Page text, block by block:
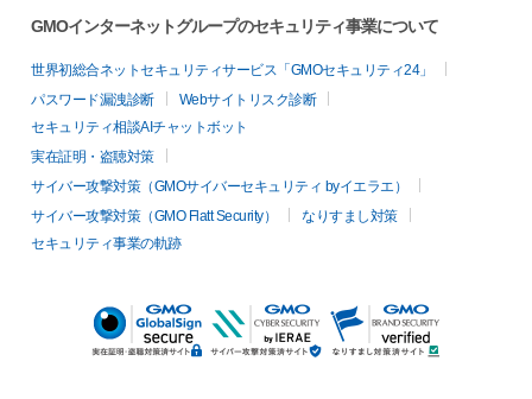
GMOインターネットグループのセキュリティ事業について
世界初総合ネットセキュリティサービス「GMOセキュリティ24」
パスワード漏洩診断
Webサイトリスク診断
セキュリティ相談AIチャットボット
実在証明・盗聴対策
サイバー攻撃対策（GMOサイバーセキュリティ byイエラエ）
サイバー攻撃対策（GMO Flatt Security）
なりすまし対策
セキュリティ事業の軌跡